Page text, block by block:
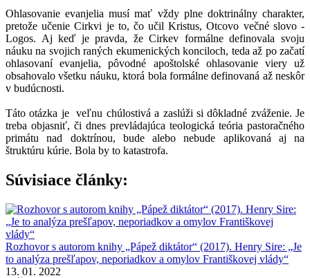
Ohlasovanie evanjelia musí mať vždy plne doktrinálny charakter,
pretože učenie Cirkvi je to, čo učil Kristus, Otcovo večné slovo -
Logos. Aj keď je pravda, že Cirkev formálne definovala svoju
náuku na svojich raných ekumenických konciloch, teda až po začatí
ohlasovaní evanjelia, pôvodné apoštolské ohlasovanie viery už
obsahovalo všetku náuku, ktorá bola formálne definovaná až neskôr
v budúcnosti.
Táto otázka je veľnu chúlostivá a zaslúži si dôkladné zváženie. Je
treba objasniť, či dnes prevládajúca teologická teória pastoračného
primátu nad doktrínou, bude alebo nebude aplikovaná aj na
štruktúru kúrie. Bola by to katastrofa.
Súvisiace články:
Rozhovor s autorom knihy „Pápež diktátor“ (2017). Henry Sire: „Je
to analýza prešľapov, neporiadkov a omylov Františkovej vlády“
13. 01. 2022